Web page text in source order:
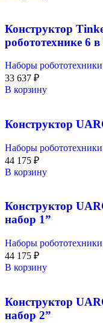
Конструктор
робототехнике 6 в
Наборы
33 637 ₽
В корзину
Конструктор
Наборы
44 175 ₽
В корзину
Конструктор
набор 1”
Наборы
44 175 ₽
В корзину
Конструктор
набор 2”